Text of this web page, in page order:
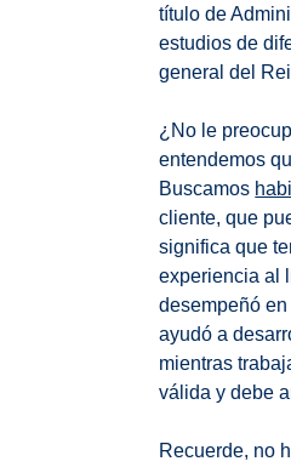
título de
estudios de
general del
¿No le
entendemos
Buscamos
cliente, que
significa que
experiencia al
desempeñó
ayudó a
mientras
válida y debe
Recuerde, no